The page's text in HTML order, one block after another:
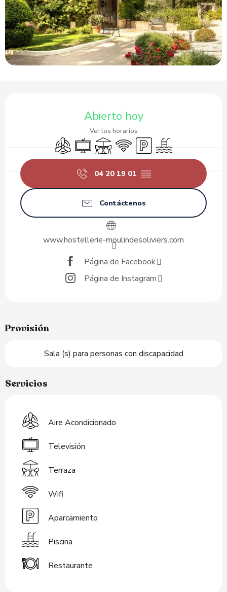
Abierto hoy
Ver los horarios
Aire Acondicionado
Televisión
TerrazaWifi Aparcamiento
Piscina
04 20 19 01 ▒▒
Contáctenos
www.hostellerie-moulindesoliviers.com
Página de Facebook
Página de Instagram
Provisión
Sala (s) para personas con discapacidad
Servicios
Aire Acondicionado
Televisión
Terraza
Wifi
Aparcamiento
Piscina
Restaurante